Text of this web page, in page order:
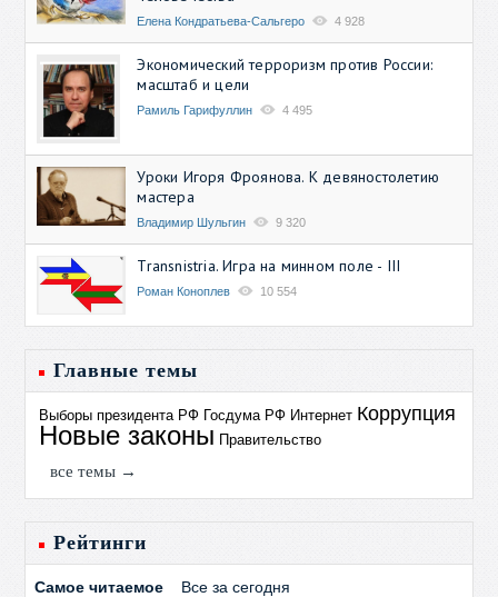
Елена Кондратьева-Сальгеро 4 928
Экономический терроризм против России:
масштаб и цели
Рамиль Гарифуллин 4 495
Уроки Игоря Фроянова. К девяностолетию
мастера
Владимир Шульгин 9 320
Transnistria. Игра на минном поле - III
Роман Коноплев 10 554
Главные темы
Выборы президента РФ Госдума РФ Интернет Коррупция
Новые законы Правительство
все темы →
Рейтинги
Самое читаемое Все за сегодня